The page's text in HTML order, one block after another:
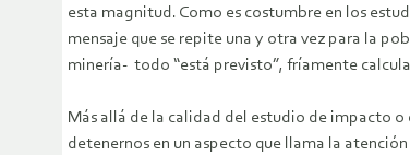
esta magnitud. Como es costumbre en los
mensaje que se repite una y otra vez para la
minería- todo “está previsto”, fríamente
Más allá de la calidad del estudio de impacto
detenernos en un aspecto que llama la